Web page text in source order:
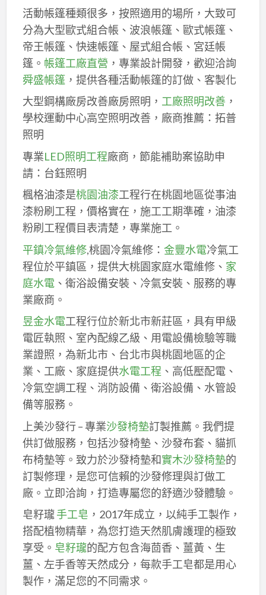
活動帳篷種類很多，按照適用的場所，大致可
分為大型歐式組合帳、波浪帳篷、歐式帳篷、
帝王帳篷、快速帳篷、屋式組合帳、宮廷帳
篷。 帳篷工廠直營 ，專業設計開發，歡迎洽詢
舜盛帳篷，提供各種活動帳篷的訂做、客製化
大型鋼構廠房改善廠房照明， 工廠照明改善，
學校運動中心高空照明改善，廠商推薦：拓普
照明
專業LED照明工程廠商，節能補助案協助申
請：台鈺照明
楓格油漆是桃園油漆工程行在桃園地區從事油
漆粉刷工程，價格實在，施工工期準確，油漆
粉刷工程價目表清楚，專業施工。
平鎮冷氣維修,桃園冷氣維修： 金豐水電冷氣工
程位於平鎮區，提供大桃園家庭水電維修、 家
庭水電、衛浴設備安裝、冷氣安裝、服務的專
業廠商。
昱金水電工程行位於新北市新莊區，具有甲級
電匠執照、室內配線乙級、用電設備檢驗等職
業證照，為新北市、台北市與桃園地區的企
業、工廠、家庭提供水電工程 、高低壓配電、
冷氣空調工程、消防設備、衛浴設備、水管設
備等服務。
上美沙發行 – 專業沙發椅墊訂製推薦。我們提
供訂做服務，包括沙發椅墊、沙發布套、貓抓
布椅墊等。致力於沙發椅墊和實木沙發椅墊的
訂製修理，是您可信賴的沙發修理與訂做工
廠。立即洽詢，打造專屬您的舒適沙發體驗。
皂籽瓏手工皂 ，2017年成立，以純手工製作，
搭配植物精華，為您打造天然肌膚護理的極致
享受。 皂籽瓏的配方包含海茴香、薑黃、生
薑、左手香等天然成分，每款手工皂都是用心
製作，滿足您的不同需求。